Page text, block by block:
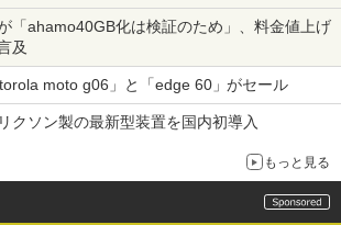
の課題
「ahamo40GB化は検証のため」、料金値上げ
及
moto g06」と「edge 60」がセール
クソン製の最新型装置を国内初導入
もっと見る